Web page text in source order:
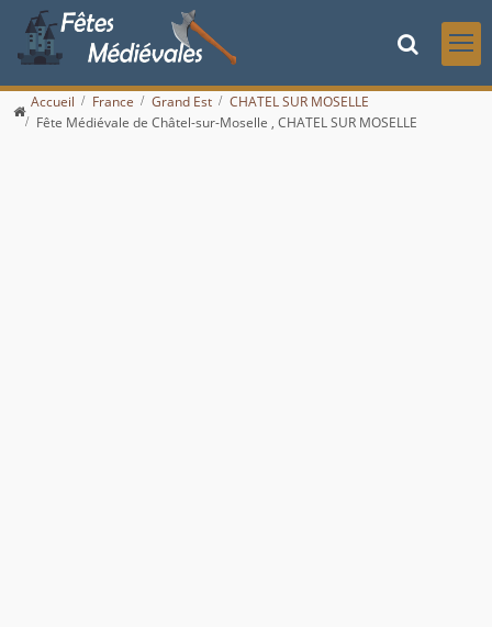
Accueil France Grand Est
CHATEL SUR MOSELLE
Fête Médiévale de Châtel-sur-Moselle , CHATEL SUR MOSELLE